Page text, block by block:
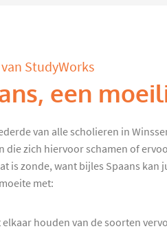
StudyWorks
een
van alle scholieren in
die zich hiervoor schamen of
is zonde, want bijles Spaans
met:
elkaar houden van de soorten